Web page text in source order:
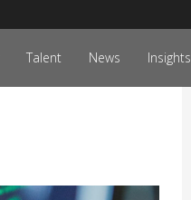
Talent News Insights